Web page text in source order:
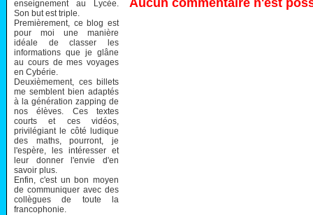
enseignement au Lycée.
Son but est triple.
Premièrement, ce blog est
pour moi une manière
idéale de classer les
informations que je glâne
au cours de mes voyages
en Cybérie.
Deuxièmement, ces billets
me semblent bien adaptés
à la génération zapping de
nos élèves. Ces textes
courts et ces vidéos,
privilégiant le côté ludique
des maths, pourront, je
l'espère, les intéresser et
leur donner l'envie d'en
savoir plus.
Enfin, c'est un bon moyen
de communiquer avec des
collègues de toute la
francophonie.
Aucun commentaire n'est